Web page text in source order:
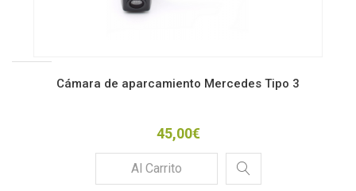
Cámara de aparcamiento Mercedes Tipo 3
45,00€
Al Carrito